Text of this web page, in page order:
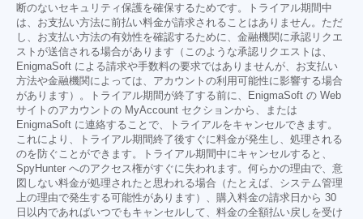
断のないセキュリティ保護を確保するためです。トライアル期間中
は、お支払い方法に前払い料金が請求されることはありません。ただ
し、お支払い方法の有効性を確認するために、金融機関に承認リクエ
ストが送信される場合があります（このような承認リクエストは、
EnigmaSoft による請求や手数料の要求ではありませんが、お支払い
方法や金融機関によっては、アカウントの利用可能性に影響する場合
があります）。トライアル期間が終了する前に、EnigmaSoft の Web
サイトのアカウントの MyAccount セクションから、または
EnigmaSoft に連絡することで、トライアルをキャンセルできます。
これにより、トライアル期間終了後すぐに料金が発生し、処理される
のを防ぐことができます。トライアル期間中にキャンセルすると、
SpyHunter へのアクセス権がすぐに失われます。何らかの理由で、意
図しない料金が処理されたと思われる場合（たとえば、システム管理
上の理由で発生する可能性があります）、購入料金の請求日から 30
日以内であればいつでもキャンセルして、料金の全額払い戻しを受け